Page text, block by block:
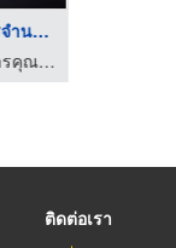
รับถ่ายเอกสารจำนวนมา ...
ร้านถ่ายเอกสารคุณภาพสูง ก๊อปปี้สตาร์
ติดต่อเรา